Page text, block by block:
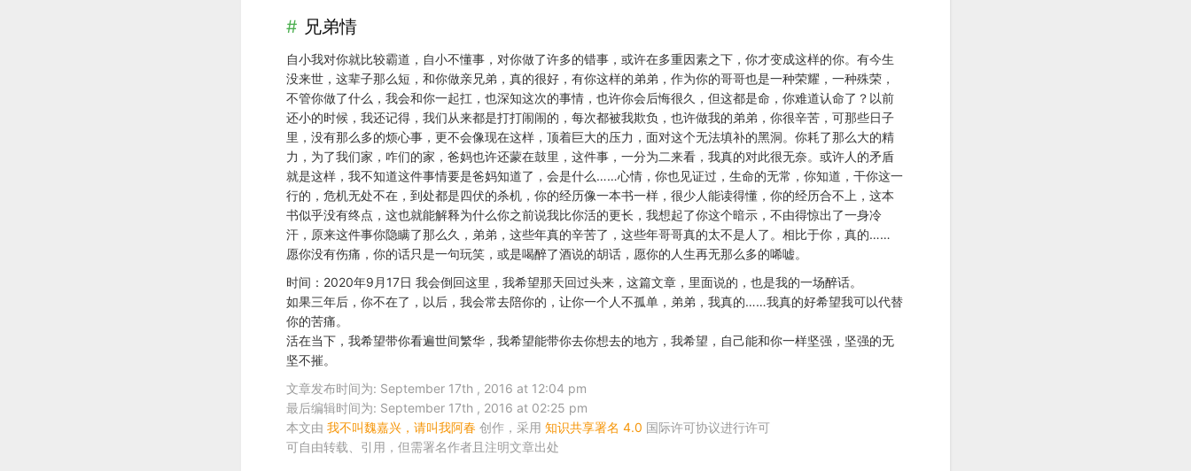
兄弟情
自小我对你就比较霸道，自小不懂事，对你做了许多的错事，或许在多重因素之下，你才变成这样的你。有今生
没来世，这辈子那么短，和你做亲兄弟，真的很好，有你这样的弟弟，作为你的哥哥也是一种荣耀，一种殊荣，
不管你做了什么，我会和你一起扛，也深知这次的事情，也许你会后悔很久，但这都是命，你难道认命了？以前
还小的时候，我还记得，我们从来都是打打闹闹的，每次都被我欺负，也许做我的弟弟，你很辛苦，可那些日子
里，没有那么多的烦心事，更不会像现在这样，顶着巨大的压力，面对这个无法填补的黑洞。你耗了那么大的精
力，为了我们家，咋们的家，爸妈也许还蒙在鼓里，这件事，一分为二来看，我真的对此很无奈。或许人的矛盾
就是这样，我不知道这件事情要是爸妈知道了，会是什么……心情，你也见证过，生命的无常，你知道，干你这一
行的，危机无处不在，到处都是四伏的杀机，你的经历像一本书一样，很少人能读得懂，你的经历合不上，这本
书似乎没有终点，这也就能解释为什么你之前说我比你活的更长，我想起了你这个暗示，不由得惊出了一身冷
汗，原来这件事你隐瞒了那么久，弟弟，这些年真的辛苦了，这些年哥哥真的太不是人了。相比于你，真的……
愿你没有伤痛，你的话只是一句玩笑，或是喝醉了酒说的胡话，愿你的人生再无那么多的唏嘘。
时间：2020年9月17日 我会倒回这里，我希望那天回过头来，这篇文章，里面说的，也是我的一场醉话。
如果三年后，你不在了，以后，我会常去陪你的，让你一个人不孤单，弟弟，我真的……我真的好希望我可以代替
你的苦痛。
活在当下，我希望带你看遍世间繁华，我希望能带你去你想去的地方，我希望，自己能和你一样坚强，坚强的无
坚不摧。
文章发布时间为: September 17th , 2016 at 12:04 pm
最后编辑时间为: September 17th , 2016 at 02:25 pm
本文由 我不叫魏嘉兴，请叫我阿春 创作，采用 知识共享署名 4.0 国际许可协议进行许可
可自由转载、引用，但需署名作者且注明文章出处